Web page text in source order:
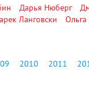
Дарья Нюберг
Ланговски
2010 2011